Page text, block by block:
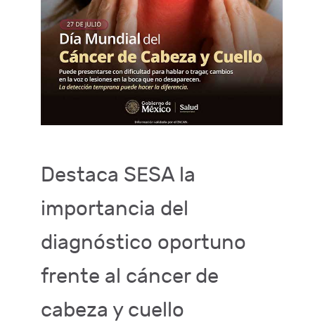
Destaca SESA la
importancia del
diagnóstico oportuno
frente al cáncer de
cabeza y cuello